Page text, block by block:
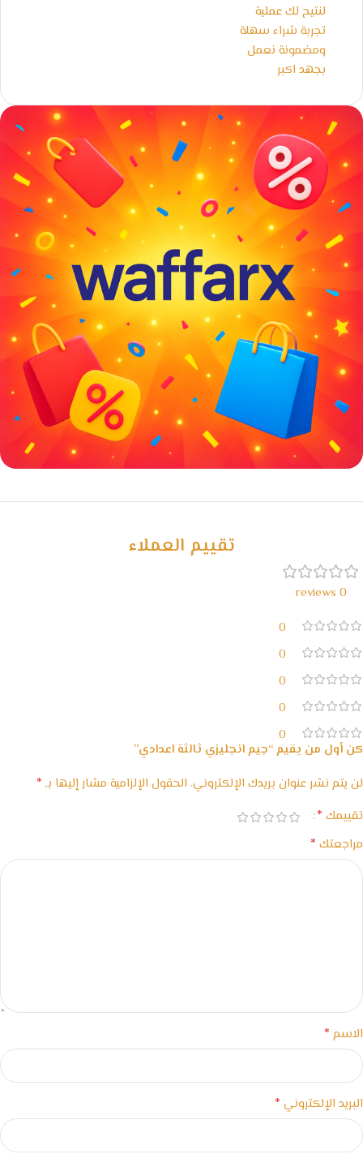
لنتيح لك عملية
تجربة شراء سهلة
ومضمونة نعمل
بجهد اكبر
خصومات كبيرة
تقييم العملاء
0 reviews
0
0
0
0
0
كن أول من يقيم “جيم انجليزي ثالثة اعدادي”
لن يتم نشر عنوان بريدك الإلكتروني. الحقول الإلزامية مشار إليها بـ*
تقييمك *
مراجعتك *
الاسم *
البريد الإلكتروني *